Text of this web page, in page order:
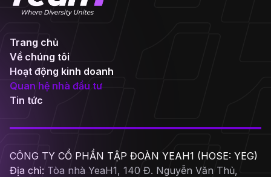
Trang chủ
Về chúng tôi
Hoạt động kinh doanh
Quan hệ nhà đầu tư
Tin tức
CÔNG TY CỔ PHẦN TẬP ĐOÀN YEAH1 (HOSE: YEG)
Địa chỉ: Tòa nhà YeaH1, 140 Đ. Nguyễn Văn Thủ,